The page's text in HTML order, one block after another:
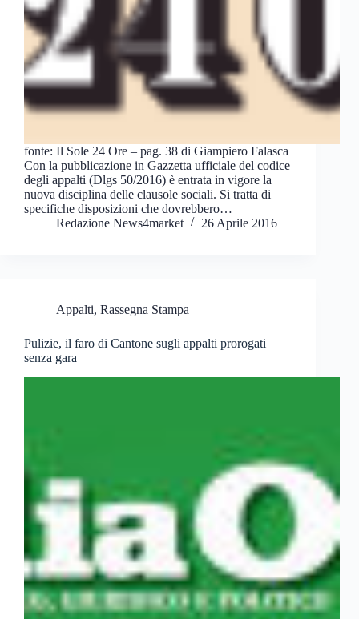
fonte: Il Sole 24 Ore – pag. 38 di Giampiero Falasca
Con la pubblicazione in Gazzetta ufficiale del codice
degli appalti (Dlgs 50/2016) è entrata in vigore la
nuova disciplina delle clausole sociali. Si tratta di
specifiche disposizioni che dovrebbero…
Redazione News4market
26 Aprile 2016
Appalti, Rassegna Stampa
Pulizie, il faro di Cantone sugli appalti prorogati
senza gara